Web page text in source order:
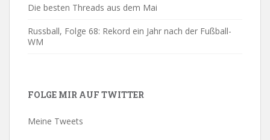
Die besten Threads aus dem Mai
Russball, Folge 68: Rekord ein Jahr nach der Fußball-
WM
FOLGE MIR AUF TWITTER
Meine Tweets